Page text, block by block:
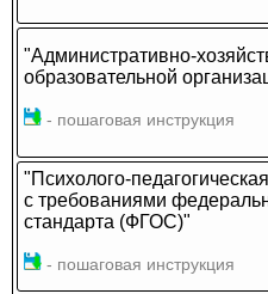
"Административно-
образовательной
- пошаговая инструкция
"Психолого-
с требованиями
стандарта (ФГОС)"
- пошаговая инструкция